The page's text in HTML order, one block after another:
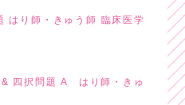
はり師・きゅう師 臨床医学
四択問題 A はり師・きゅ